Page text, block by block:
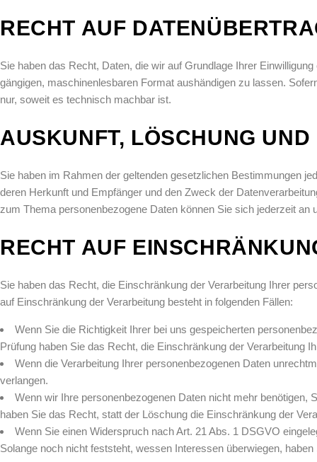
RECHT AUF
Sie haben das Recht, Daten, die wir auf Grundlage Ihrer
gängigen, maschinenlesbaren Format aushändigen zu lassen.
nur, soweit es technisch machbar ist.
AUSKUNFT, LÖSCHUNG
Sie haben im Rahmen der geltenden gesetzlichen Bestimmungen
deren Herkunft und Empfänger und den Zweck der
zum Thema personenbezogene Daten können Sie sich jederzeit an
RECHT AUF
Sie haben das Recht, die Einschränkung der Verarbeitung Ihrer
auf Einschränkung der Verarbeitung besteht in folgenden Fällen:
Wenn Sie die Richtigkeit Ihrer bei uns gespeicherten
Prüfung haben Sie das Recht, die Einschränkung der Verarbeitung
Wenn die Verarbeitung Ihrer personenbezogenen Daten
verlangen.
Wenn wir Ihre personenbezogenen Daten nicht mehr
haben Sie das Recht, statt der Löschung die Einschränkung der
Wenn Sie einen Widerspruch nach Art. 21 Abs. 1 DSGVO
Solange noch nicht feststeht, wessen Interessen überwiegen,